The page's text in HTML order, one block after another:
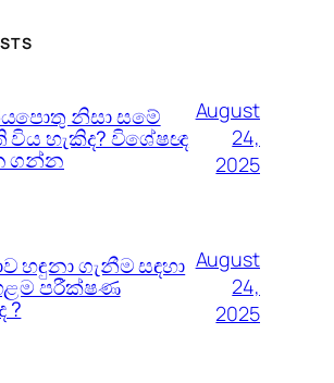
නිසා සමේ
හැකිද? විශේෂඥ
ගන්න
August
24,
2025
හඳුනා ගැනීම සඳහා
පරීක්ෂණ
?
August
24,
2025